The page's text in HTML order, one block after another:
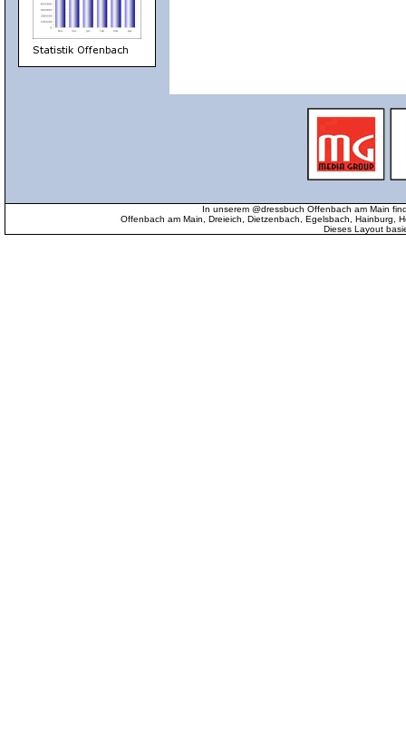
In unserem @dressbuch Offenbach am Main
Offenbach am Main, Dreieich, Dietzenbach, Egelsbach, Hainburg,
Dieses Layout